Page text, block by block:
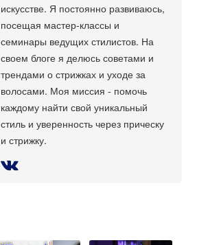
искусстве. Я постоянно развиваюсь,
посещая мастер-классы и
семинары ведущих стилистов. На
своем блоге я делюсь советами и
трендами о стрижках и уходе за
волосами. Моя миссия - помочь
каждому найти свой уникальный
стиль и уверенность через прическу
и стрижку.